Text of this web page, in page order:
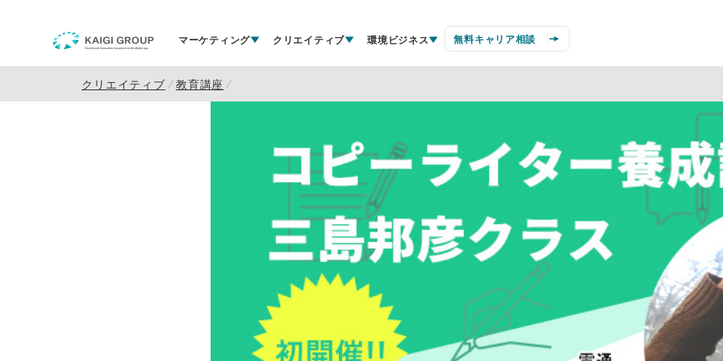
マーケティング クリエイティブ 環境ビジネス 無料キャリア相談
クリエイティブ 教育講座